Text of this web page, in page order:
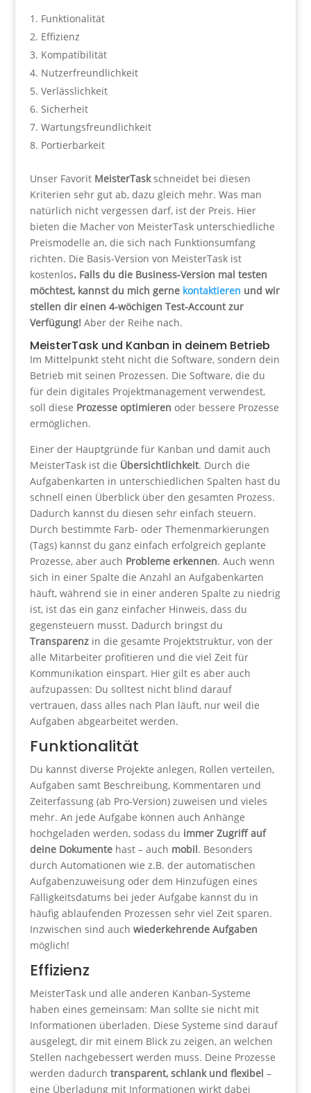
Funktionalität
Effizienz
Kompatibilität
Nutzerfreundlichkeit
Verlässlichkeit
Sicherheit
Wartungsfreundlichkeit
Portierbarkeit
Unser Favorit MeisterTaskschneidet bei diesen
Kriterien sehr gut ab, dazu gleich mehr. Was man
natürlich nicht vergessen darf, ist der Preis. Hier
bieten die Macher von MeisterTask unterschiedliche
Preismodelle an, die sich nach Funktionsumfang
richten. Die Basis-Version von MeisterTask ist
kostenlos. Falls du die Business-Version mal testen
möchtest, kannst du mich gerne kontaktieren und wir
stellen dir einen 4-wöchigen Test-Account zur
Verfügung! Aber der Reihe nach.
MeisterTask und Kanban in deinem Betrieb
Im Mittelpunkt steht nicht die Software, sondern dein
Betrieb mit seinen Prozessen. Die Software, die du
für dein digitales Projektmanagement verwendest,
soll diese Prozesse optimieren oder bessere Prozesse
ermöglichen.
Einer der Hauptgründe für Kanban und damit auch
MeisterTask ist die Übersichtlichkeit. Durch die
Aufgabenkarten in unterschiedlichen Spalten hast du
schnell einen Überblick über den gesamten Prozess.
Dadurch kannst du diesen sehr einfach steuern.
Durch bestimmte Farb- oder Themenmarkierungen
(Tags) kannst du ganz einfach erfolgreich geplante
Prozesse, aber auch Probleme erkennen. Auch wenn
sich in einer Spalte die Anzahl an Aufgabenkarten
häuft, während sie in einer anderen Spalte zu niedrig
ist, ist das ein ganz einfacher Hinweis, dass du
gegensteuern musst. Dadurch bringst du
Transparenzin die gesamte Projektstruktur, von der
alle Mitarbeiter profitieren und die viel Zeit für
Kommunikation einspart. Hier gilt es aber auch
aufzupassen: Du solltest nicht blind darauf
vertrauen, dass alles nach Plan läuft, nur weil die
Aufgaben abgearbeitet werden.
Funktionalität
Du kannst diverse Projekte anlegen, Rollen verteilen,
Aufgaben samt Beschreibung, Kommentaren und
Zeiterfassung (ab Pro-Version) zuweisen und vieles
mehr. An jede Aufgabe können auch Anhänge
hochgeladen werden, sodass du immer Zugriff auf
deine Dokumentehast – auch mobil. Besonders
durch Automationen wie z.B. der automatischen
Aufgabenzuweisung oder dem Hinzufügen eines
Fälligkeitsdatums bei jeder Aufgabe kannst du in
häufig ablaufenden Prozessen sehr viel Zeit sparen.
Inzwischen sind auch wiederkehrende Aufgaben
möglich!
Effizienz
MeisterTask und alle anderen Kanban-Systeme
haben eines gemeinsam: Man sollte sie nicht mit
Informationen überladen. Diese Systeme sind darauf
ausgelegt, dir mit einem Blick zu zeigen, an welchen
Stellen nachgebessert werden muss. Deine Prozesse
werden dadurch transparent, schlank und flexibel –
eine Überladung mit Informationen wirkt dabei